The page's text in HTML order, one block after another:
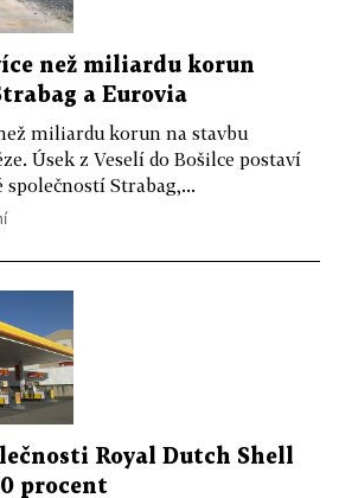
než miliardu korun
a Eurovia
miliardu korun na stavbu
Úsek z Veselí do Bošilce postaví
Strabag,...
Royal Dutch Shell
procent